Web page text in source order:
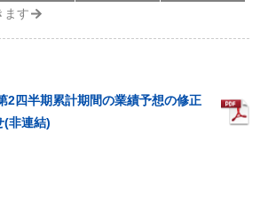
2四半期累計期間の業績予想の修正
(非連結)